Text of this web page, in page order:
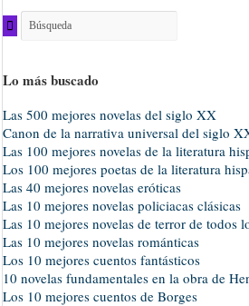
Lo más buscado
Las 500 mejores novelas del siglo XX
Canon de la narrativa universal del siglo
Las 100 mejores novelas de la literatura
Los 100 mejores poetas de la literatura
Las 40 mejores novelas eróticas
Las 10 mejores novelas policiacas clásicas
Las 10 mejores novelas de terror de todos
Las 10 mejores novelas románticas
Los 10 mejores cuentos fantásticos
10 novelas fundamentales en la obra de
Los 10 mejores cuentos de Borges